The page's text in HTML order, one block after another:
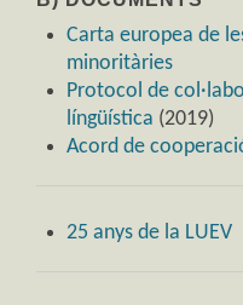
Carta europea de
minoritàries
Protocol de
língüística (2019)
Acord de
25 anys de la LUEV